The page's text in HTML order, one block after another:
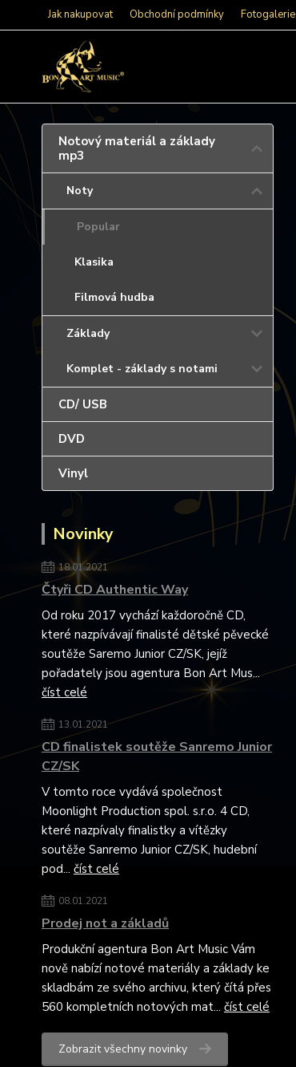
Jak nakupovat Obchodní podmínky Fotogalerie
Notový materiál a základy
mp3
Noty
Popular
Klasika
Filmová hudba
Základy
Komplet - základy s notami
CD/ USB
DVD
Vinyl
Novinky
18.01.2021
Čtyři CD Authentic Way
Od roku 2017 vychází každoročně CD,
které nazpívávají finalisté dětské pěvecké
soutěže Saremo Junior CZ/SK, jejíž
pořadately jsou agentura Bon Art Mus...
číst celé
13.01.2021
CD finalistek soutěže Sanremo Junior
CZ/SK
V tomto roce vydává společnost
Moonlight Production spol. s.r.o. 4 CD,
které nazpívaly finalistky a vítězky
soutěže Sanremo Junior CZ/SK, hudební
pod... číst celé
08.01.2021
Prodej not a základů
Produkční agentura Bon Art Music Vám
nově nabízí notové materiály a základy ke
skladbám ze svého archivu, který čítá přes
560 kompletních notových mat... číst celé
Zobrazit všechny novinky